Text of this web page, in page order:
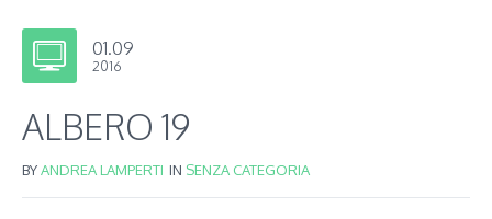
01.09
2016
ALBERO 19
BYANDREA LAMPERTI IN SENZA CATEGORIA